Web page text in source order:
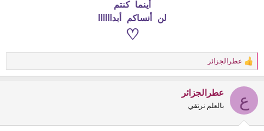
أينما كنتم
لن أنساكم أبداااااا
♡
R
e
c
i
عطرالجزائر
ع عطرالجزائر
بالعلم نرتقي